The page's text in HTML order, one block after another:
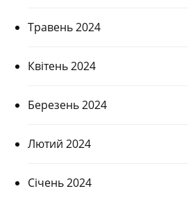
Травень 2024
Квітень 2024
Березень 2024
Лютий 2024
Січень 2024